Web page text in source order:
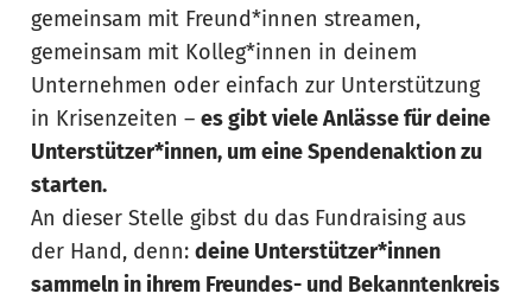
gemeinsam mit Freund*innen streamen,
gemeinsam mit Kolleg*innen in deinem
Unternehmen oder einfach zur Unterstützung
in Krisenzeiten – es gibt viele Anlässe für deine
Unterstützer*innen, um eine Spendenaktion zu
starten.
An dieser Stelle gibst du das Fundraising aus
der Hand, denn: deine Unterstützer*innen
sammeln in ihrem Freundes- und Bekanntenkreis